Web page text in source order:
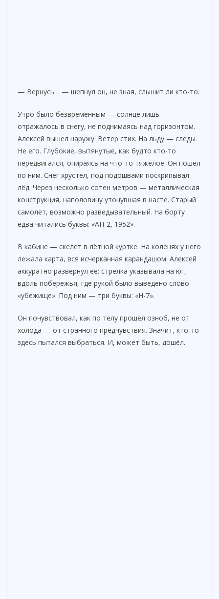
— Вернусь… — шепнул он, не зная, слышит ли кто-то.
Утро было безвременным — солнце лишь
отражалось в снегу, не поднимаясь над горизонтом.
Алексей вышел наружу. Ветер стих. На льду — следы.
Не его. Глубокие, вытянутые, как будто кто-то
передвигался, опираясь на что-то тяжёлое. Он пошёл
по ним. Снег хрустел, под подошвами поскрипывал
лёд. Через несколько сотен метров — металлическая
конструкция, наполовину утонувшая в насте. Старый
самолёт, возможно разведывательный. На борту
едва читались буквы: «АН-2, 1952».
В кабине — скелет в лётной куртке. На коленях у него
лежала карта, вся исчерканная карандашом. Алексей
аккуратно развернул её: стрелка указывала на юг,
вдоль побережья, где рукой было выведено слово
«убежище». Под ним — три буквы: «Н-7».
Он почувствовал, как по телу прошёл озноб, не от
холода — от странного предчувствия. Значит, кто-то
здесь пытался выбраться. И, может быть, дошёл.